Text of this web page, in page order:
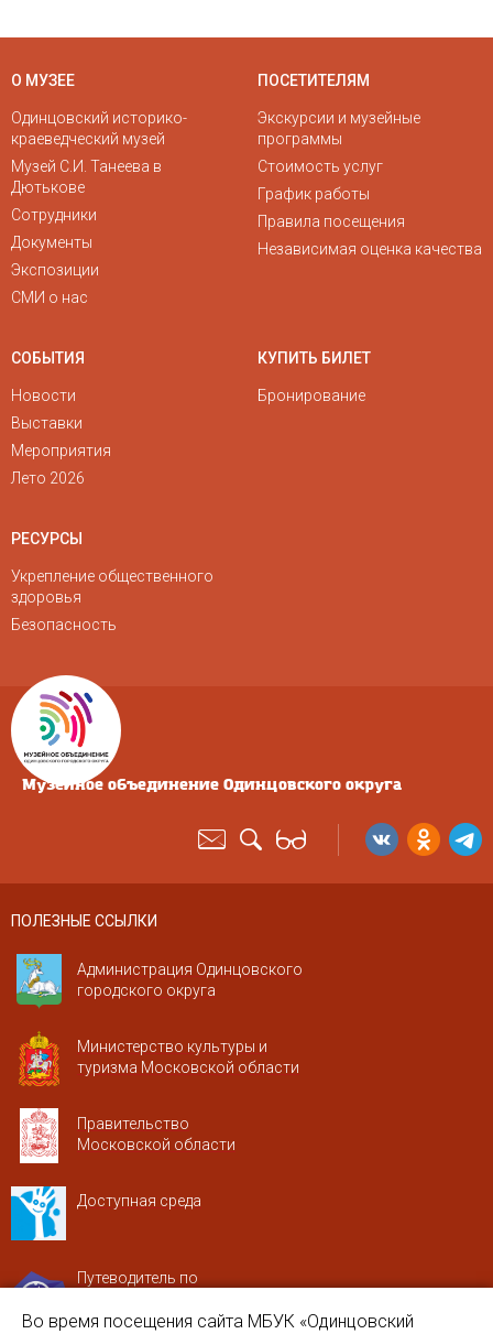
О МУЗЕЕ
Одинцовский историко-
краеведческий музей
Музей С.И. Танеева в
Дютькове
Сотрудники
Документы
Экспозиции
СМИ о нас
ПОСЕТИТЕЛЯМ
Экскурсии и музейные
программы
Стоимость услуг
График работы
Правила посещения
Независимая оценка качества
СОБЫТИЯ
Новости
Выставки
Мероприятия
Лето 2026
КУПИТЬ БИЛЕТ
Бронирование
РЕСУРСЫ
Укрепление общественного
здоровья
Безопасность
Музейное объединение Одинцовского округа
ПОЛЕЗНЫЕ ССЫЛКИ
Администрация Одинцовского
городского округа
Министерство культуры и
туризма Московской области
Правительство
Московской области
Доступная среда
Путеводитель по
Во время посещения сайта МБУК «Одинцовский